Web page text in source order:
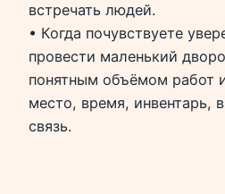
встречать людей.
• Когда почувствуете
провести маленький
понятным объёмом работ
место, время, инвентарь,
связь.